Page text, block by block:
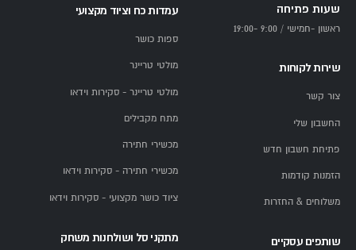
שעות פתיחה
ראשון -חמישי / 9:00 -19:00
שירות לקוחות
צור קשר
החשבון שלי
פתיחת חשבון חדש
הזמנות קודמות
משלוחים & החזרות
שותפים עסקיים
עמדות כח וציוד מקצועי
ספות כושר
מולטי טריינר
מולטי טריינר - סקירות וידאו
מתח מקבילים
מכשירי חתירה
מכשירי חתירה - סקירות וידאו
ציוד כושר מקצועי - סקירות וידאו
מתקני סל ושולחנות משחק